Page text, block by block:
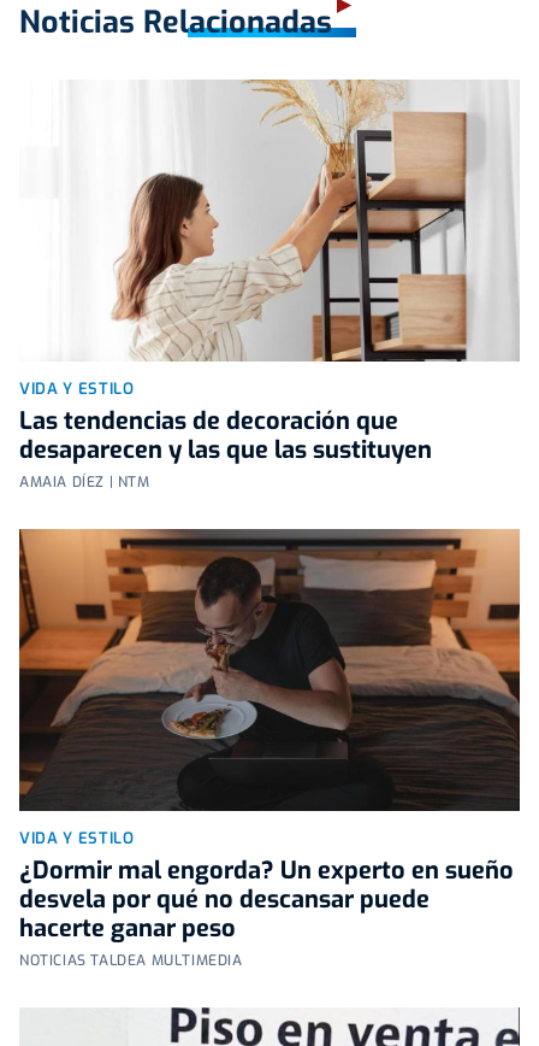
Noticias Relacionadas
VIDA Y ESTILO
Las tendencias de decoración que
desaparecen y las que las sustituyen
AMAIA DÍEZ | NTM
VIDA Y ESTILO
¿Dormir mal engorda? Un experto en sueño
desvela por qué no descansar puede
hacerte ganar peso
NOTICIAS TALDEA MULTIMEDIA